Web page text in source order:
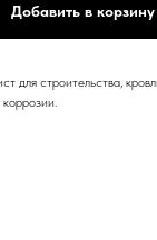
Добавить в корзину
для строительства,